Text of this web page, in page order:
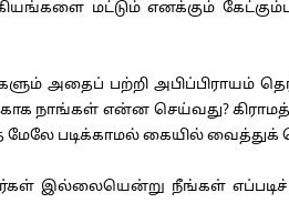
மட்டும் எனக்கும்
அதைப் பற்றி அபிப்பிராயம்
நாங்கள் என்ன செய்வது?
மேலே படிக்காமல் கையில்
இல்லையென்று நீங்கள் எப்படிச்